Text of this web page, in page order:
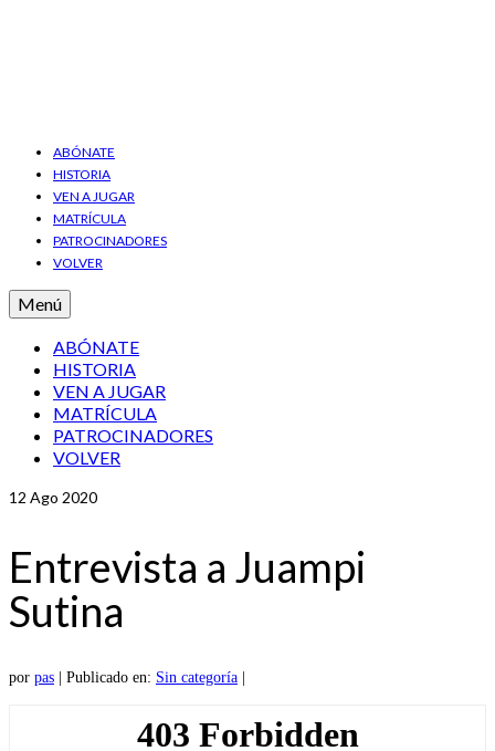
ABÓNATE
HISTORIA
VEN A JUGAR
MATRÍCULA
PATROCINADORES
VOLVER
Menú
ABÓNATE
HISTORIA
VEN A JUGAR
MATRÍCULA
PATROCINADORES
VOLVER
12 Ago 2020
Entrevista a Juampi
Sutina
por pas Publicado en: Sin categoría